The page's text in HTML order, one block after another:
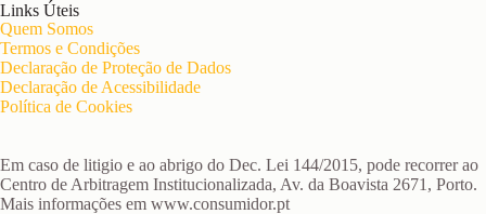
Links Úteis
Quem Somos
Termos e Condições
Declaração de Proteção de Dados
Declaração de Acessibilidade
Política de Cookies
Em caso de litigio e ao abrigo do Dec. Lei 144/2015, pode recorrer ao
Centro de Arbitragem Institucionalizada, Av. da Boavista 2671, Porto.
Mais informações em www.consumidor.pt